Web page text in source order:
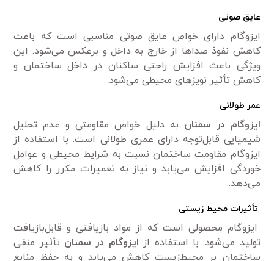
عایق صوتی
ایزوگام دارای خواص عایق صوتی مناسبی است که باعث
کاهش نفوذ صداها از خارج به داخل و برعکس می‌شود. این
ویژگی باعث افزایش راحتی ساکنان در داخل ساختمان و
کاهش تأثیر نویزهای محیطی می‌شود.
عمر طولانی
ایزوگام در سمنان به دلیل خواص مقاومتی و عدم تحلیل
شیمیایی قابل‌توجه دارای عمری طولانی است. با استفاده از
ایزوگام مقاومت ساختمان نسبت به شرایط محیطی و عوامل
خوردگی افزایش می‌یابد و نیاز به تعمیرات مکرر را کاهش
می‌دهد.
تأثیرات محیط زیستی
ایزوگام محصولی است که از مواد بازیافتی و قابل‌بازیافت
تولید می‌شود. با استفاده از ایزوگام در سمنان تأثیر منفی
ساختمان بر محیط‌زیست کاهش می‌یابد و به حفظ منابع